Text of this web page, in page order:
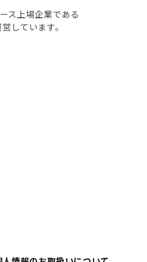
ス上場企業である
しています。